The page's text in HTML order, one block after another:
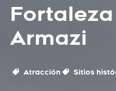
Armazi
Atracción Sitios